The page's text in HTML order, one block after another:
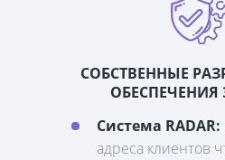
СОБСТВЕННЫЕ
Система RADAR:
адреса клиентов